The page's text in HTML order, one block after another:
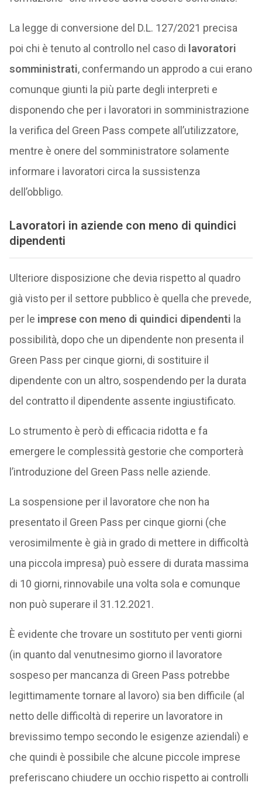
La legge di conversione del D.L. 127/2021 precisa
poi chi è tenuto al controllo nel caso di lavoratori
somministrati, confermando un approdo a cui erano
comunque giunti la più parte degli interpreti e
disponendo che per i lavoratori in somministrazione
la verifica del Green Pass compete all’utilizzatore,
mentre è onere del somministratore solamente
informare i lavoratori circa la sussistenza
dell’obbligo.
Lavoratori in aziende con meno di quindici
dipendenti
Ulteriore disposizione che devia rispetto al quadro
già visto per il settore pubblico è quella che prevede,
per le imprese con meno di quindici dipendenti la
possibilità, dopo che un dipendente non presenta il
Green Pass per cinque giorni, di sostituire il
dipendente con un altro, sospendendo per la durata
del contratto il dipendente assente ingiustificato.
Lo strumento è però di efficacia ridotta e fa
emergere le complessità gestorie che comporterà
l’introduzione del Green Pass nelle aziende.
La sospensione per il lavoratore che non ha
presentato il Green Pass per cinque giorni (che
verosimilmente è già in grado di mettere in difficoltà
una piccola impresa) può essere di durata massima
di 10 giorni, rinnovabile una volta sola e comunque
non può superare il 31.12.2021.
È evidente che trovare un sostituto per venti giorni
(in quanto dal venutnesimo giorno il lavoratore
sospeso per mancanza di Green Pass potrebbe
legittimamente tornare al lavoro) sia ben difficile (al
netto delle difficoltà di reperire un lavoratore in
brevissimo tempo secondo le esigenze aziendali) e
che quindi è possibile che alcune piccole imprese
preferiscano chiudere un occhio rispetto ai controlli